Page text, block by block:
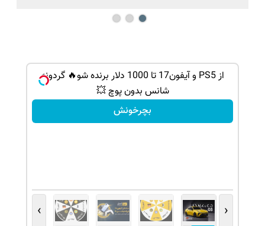
از PS5 و آیفون17 تا 1000 دلار برنده شو🔥 گردونه
شانس بدون پوچ 💥
بچرخونش
‹
›